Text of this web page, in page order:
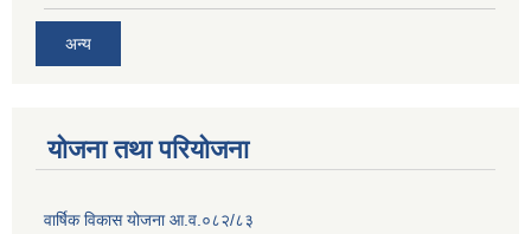
अन्य
योजना तथा परियोजना
वार्षिक विकास योजना आ.व.०८२/८३